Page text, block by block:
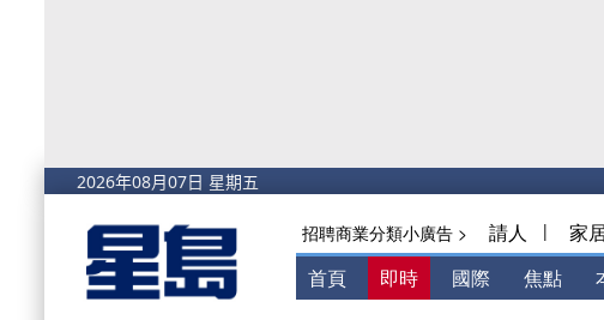
招聘商業分類小廣告 > 請人 | 家
首頁 即時 國際 焦點